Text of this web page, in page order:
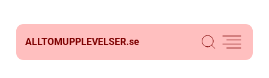
ALLTOMUPPLEVELSER.se